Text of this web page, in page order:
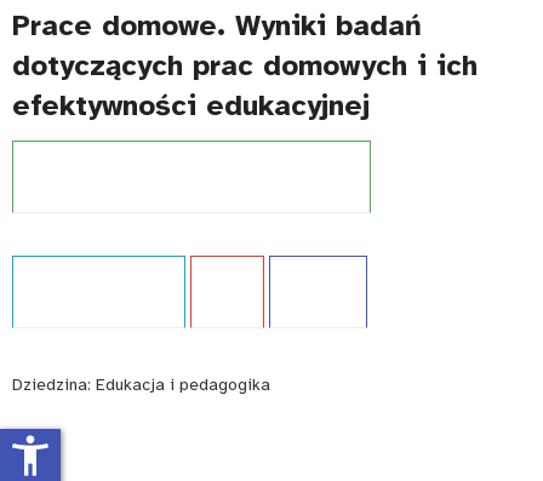
Prace domowe. Wyniki badań
dotyczących prac domowych i ich
efektywności edukacyjnej
Dziedzina: Edukacja i pedagogika
accessibility_new